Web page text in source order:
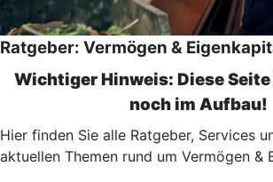
Ratgeber: Vermögen &
Wichtiger Hinweis: Diese
noch im Aufbau!
Hier finden Sie alle Ratgeber, Services
aktuellen Themen rund um Vermögen &